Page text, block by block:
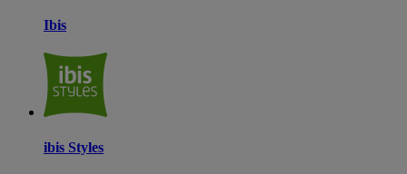
Ibis
ibis Styles